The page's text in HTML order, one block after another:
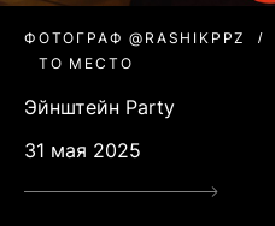
ФОТОГРАФ @RASHIKPPZ
ТО МЕСТО
Эйнштейн Party
31 мая 2025